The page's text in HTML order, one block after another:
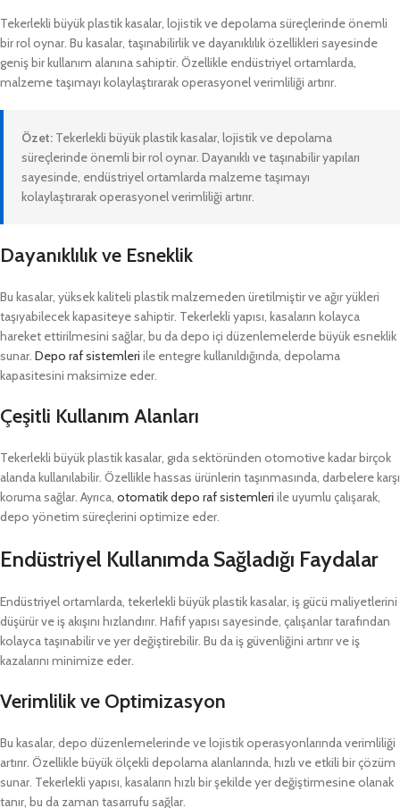
Tekerlekli büyük plastik kasalar, lojistik ve depolama süreçlerinde önemli
bir rol oynar. Bu kasalar, taşınabilirlik ve dayanıklılık özellikleri sayesinde
geniş bir kullanım alanına sahiptir. Özellikle endüstriyel ortamlarda,
malzeme taşımayı kolaylaştırarak operasyonel verimliliği artırır.
Özet: Tekerlekli büyük plastik kasalar, lojistik ve depolama
süreçlerinde önemli bir rol oynar. Dayanıklı ve taşınabilir yapıları
sayesinde, endüstriyel ortamlarda malzeme taşımayı
kolaylaştırarak operasyonel verimliliği artırır.
Dayanıklılık ve Esneklik
Bu kasalar, yüksek kaliteli plastik malzemeden üretilmiştir ve ağır yükleri
taşıyabilecek kapasiteye sahiptir. Tekerlekli yapısı, kasaların kolayca
hareket ettirilmesini sağlar, bu da depo içi düzenlemelerde büyük esneklik
sunar. Depo raf sistemleri ile entegre kullanıldığında, depolama
kapasitesini maksimize eder.
Çeşitli Kullanım Alanları
Tekerlekli büyük plastik kasalar, gıda sektöründen otomotive kadar birçok
alanda kullanılabilir. Özellikle hassas ürünlerin taşınmasında, darbelere karşı
koruma sağlar. Ayrıca, otomatik depo raf sistemleri ile uyumlu çalışarak,
depo yönetim süreçlerini optimize eder.
Endüstriyel Kullanımda Sağladığı Faydalar
Endüstriyel ortamlarda, tekerlekli büyük plastik kasalar, iş gücü maliyetlerini
düşürür ve iş akışını hızlandırır. Hafif yapısı sayesinde, çalışanlar tarafından
kolayca taşınabilir ve yer değiştirebilir. Bu da iş güvenliğini artırır ve iş
kazalarını minimize eder.
Verimlilik ve Optimizasyon
Bu kasalar, depo düzenlemelerinde ve lojistik operasyonlarında verimliliği
artırır. Özellikle büyük ölçekli depolama alanlarında, hızlı ve etkili bir çözüm
sunar. Tekerlekli yapısı, kasaların hızlı bir şekilde yer değiştirmesine olanak
tanır, bu da zaman tasarrufu sağlar.